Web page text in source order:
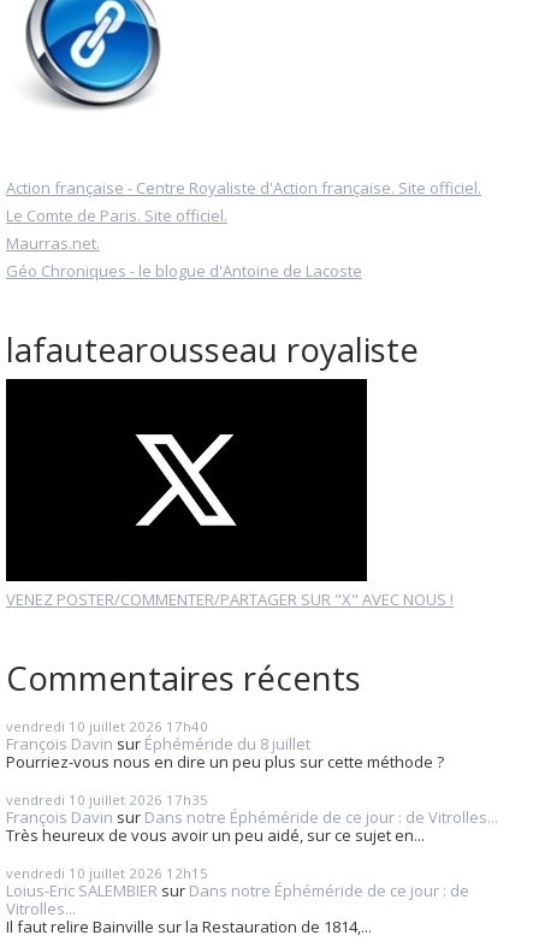
Action française - Centre Royaliste d'Action française. Site officiel.
Le Comte de Paris. Site officiel.
Maurras.net.
Géo Chroniques - le blogue d'Antoine de Lacoste
lafautearousseau royaliste
VENEZ POSTER/COMMENTER/PARTAGER SUR "X" AVEC NOUS !
Commentaires récents
vendredi 10 juillet 2026 17h40
François Davin sur Éphéméride du 8 juillet
Pourriez-vous nous en dire un peu plus sur cette méthode ?
vendredi 10 juillet 2026 17h35
François Davin sur Dans notre Éphéméride de ce jour : de Vitrolles...
Très heureux de vous avoir un peu aidé, sur ce sujet en...
vendredi 10 juillet 2026 12h15
Loius-Eric SALEMBIER sur Dans notre Éphéméride de ce jour : de
Vitrolles...
Il faut relire Bainville sur la Restauration de 1814,...